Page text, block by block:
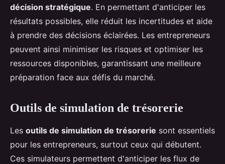
décision stratégique. En permettant d'anticiper les
résultats possibles, elle réduit les incertitudes et aide
à prendre des décisions éclairées. Les entrepreneurs
peuvent ainsi minimiser les risques et optimiser les
ressources disponibles, garantissant une meilleure
préparation face aux défis du marché.
Outils de simulation de trésorerie
Les outils de simulation de trésorerie sont essentiels
pour les entrepreneurs, surtout ceux qui débutent.
Ces simulateurs permettent d'anticiper les flux de